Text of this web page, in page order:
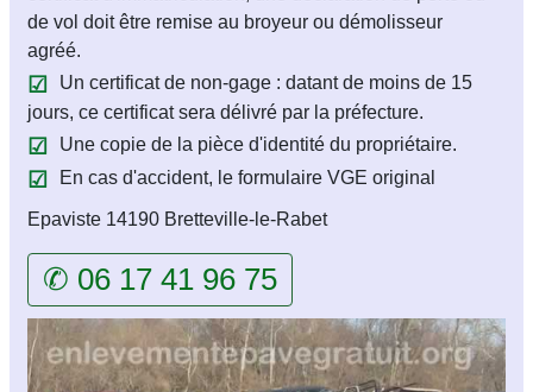
de vol doit être remise au broyeur ou démolisseur
agréé.
Un certificat de non-gage : datant de moins de 15
jours, ce certificat sera délivré par la préfecture.
Une copie de la pièce d'identité du propriétaire.
En cas d'accident, le formulaire VGE original
Epaviste 14190 Bretteville-le-Rabet
✆ 06 17 41 96 75